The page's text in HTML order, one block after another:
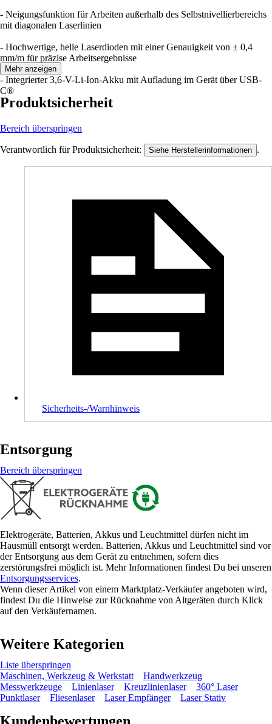
- Neigungsfunktion für Arbeiten außerhalb des Selbstnivellierbereichs
mit diagonalen Laserlinien
- Hochwertige, helle Laserdioden mit einer Genauigkeit von ± 0,4
mm/m für präzise Arbeitsergebnisse
- Integrierter 3,6-V-Li-Ion-Akku mit Aufladung im Gerät über USB-
C®
Mehr anzeigen
Produktsicherheit
Bereich überspringen
Verantwortlich für Produktsicherheit: Siehe Herstellerinformationen .
Sicherheits-/Warnhinweis
Entsorgung
Bereich überspringen
Elektrogeräte, Batterien, Akkus und Leuchtmittel dürfen nicht im
Hausmüll entsorgt werden. Batterien, Akkus und Leuchtmittel sind vor
der Entsorgung aus dem Gerät zu entnehmen, sofern dies
zerstörungsfrei möglich ist. Mehr Informationen findest Du bei unseren
Entsorgungsservices.
Wenn dieser Artikel von einem Marktplatz-Verkäufer angeboten wird,
findest Du die Hinweise zur Rücknahme von Altgeräten durch Klick
auf den Verkäufernamen.
Weitere Kategorien
Liste überspringen
Maschinen, Werkzeug & Werkstatt
Handwerkzeug
Messwerkzeuge
Linienlaser Kreuzlinienlaser
360° Laser
Punktlaser
Fliesenlaser Laser Empfänger Laser Stativ